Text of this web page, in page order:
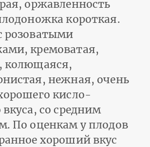
оржавленность
короткая.
розоватыми
кремоватая,
колющаяся,
нежная, очень
кисло-
вкуса, со средним
По оценкам у плодов
хороший вкус